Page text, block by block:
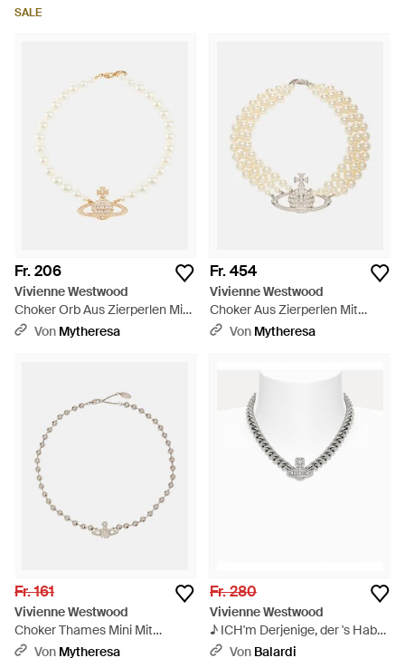
SALE
Fr. 206
Vivienne Westwood
Choker Orb Aus Zierperlen Mit
Kristallen - Weiß
Von Mytheresa
Fr. 454
Vivienne Westwood
Choker Aus Zierperlen Mit
Kristallen - Weiß
Von Mytheresa
Fr. 161
Vivienne Westwood
Choker Thames Mini Mit
Kristallen - Mettallic
Von Mytheresa
Fr. 280
Vivienne Westwood
♪ ICH'm Derjenige, der 's Habe
die Kraft ♪ - Mettallic
Von Balardi